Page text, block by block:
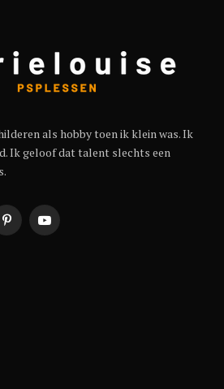
als hobby toen ik klein was. Ik
Ik geloof dat talent slechts een
PinterestYouTube